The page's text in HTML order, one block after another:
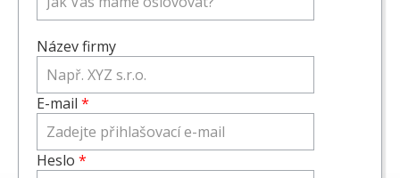
Název firmy
E-mail*
Heslo*